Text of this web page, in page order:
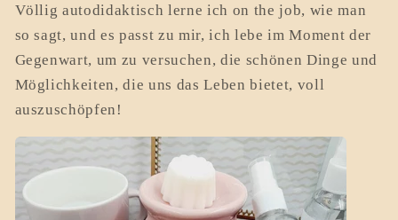
Völlig autodidaktisch lerne ich on the job, wie man
so sagt, und es passt zu mir, ich lebe im Moment der
Gegenwart, um zu versuchen, die schönen Dinge und
Möglichkeiten, die uns das Leben bietet, voll
auszuschöpfen!